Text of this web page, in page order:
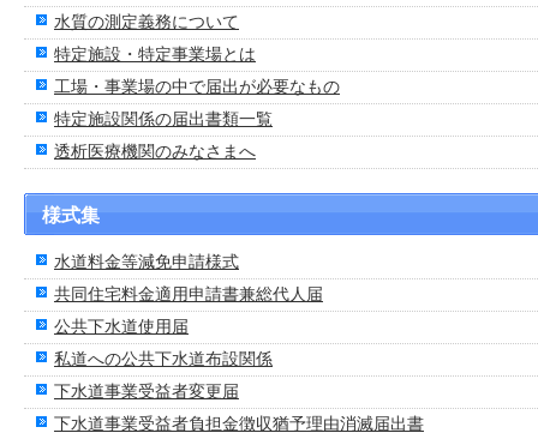
水質の測定義務について
特定施設・特定事業場とは
工場・事業場の中で届出が必要なもの
特定施設関係の届出書類一覧
透析医療機関のみなさまへ
様式集
水道料金等減免申請様式
共同住宅料金適用申請書兼総代人届
公共下水道使用届
私道への公共下水道布設関係
下水道事業受益者変更届
下水道事業受益者負担金徴収猶予理由消滅届出書